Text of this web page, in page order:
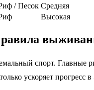
/ Песок Средняя
Высокая
спорт.
ускоряет прогресс